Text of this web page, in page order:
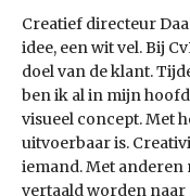
Creatief directeur
idee, een wit vel. Bij
doel van de klant.
ben ik al in mijn
visueel concept. Met
uitvoerbaar is.
iemand. Met anderen
vertaald worden naar